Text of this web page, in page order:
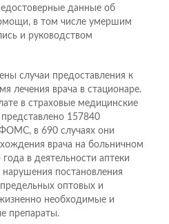
данные об
в том числе умершим
и руководством
случаи предоставления к
лечения врача в стационаре.
в страховые медицинские
157840
в 690 случаях они
врача на больничном
в деятельности аптеки
постановления
оптовых и
необходимые и
препараты.